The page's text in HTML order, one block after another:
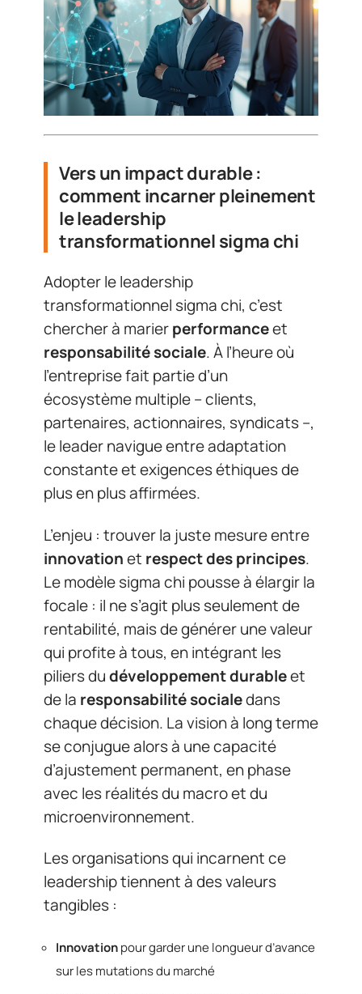
Vers un impact durable :
comment incarner pleinement
le leadership
transformationnel sigma chi
Adopter le leadership
transformationnel sigma chi, c’est
chercher à marierperformanceet
responsabilité sociale. À l’heure où
l’entreprise fait partie d’un
écosystème multiple – clients,
partenaires, actionnaires, syndicats –,
le leader navigue entre adaptation
constante et exigences éthiques de
plus en plus affirmées.
L’enjeu : trouver la juste mesure entre
innovationet respect des principes.
Le modèle sigma chi pousse à élargir la
focale : il ne s’agit plus seulement de
rentabilité, mais de générer une valeur
qui profite à tous, en intégrant les
piliers dudéveloppement durableet
de la responsabilité socialedans
chaque décision. La vision à long terme
se conjugue alors à une capacité
d’ajustement permanent, en phase
avec les réalités du macro et du
microenvironnement.
Les organisations qui incarnent ce
leadership tiennent à des valeurs
tangibles :
Innovationpour garder une longueur d’avance
sur les mutations du marché